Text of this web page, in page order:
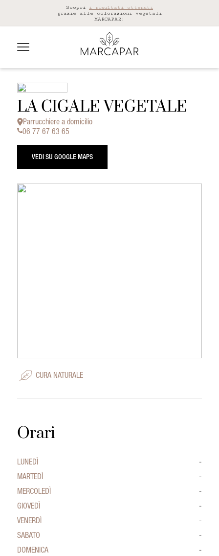
Scopri i risultati ottenuti
grazie alle colorazioni vegetali
MARCAPAR!
LA CIGALE VEGETALE
Parrucchiere a domicilio
06 77 67 63 65
VEDI SU GOOGLE MAPS
CURA NATURALE
Orari
LUNEDÌ
-
MARTEDÌ
-
MERCOLEDÌ
-
GIOVEDÌ
-
VENERDÌ
-
SABATO
-
DOMENICA
-